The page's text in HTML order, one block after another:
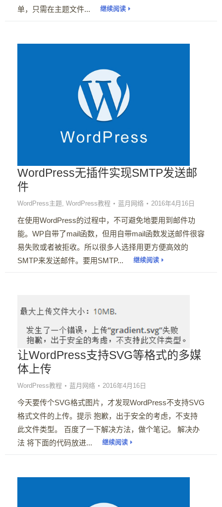
单，只需在主题文件...
继续阅读
WordPress无插件实现SMTP发送邮
件
WordPress主题 WordPress教程 蓝月网络 2016年4月16日
在使用WordPress的过程中，不可避免地要用到邮件功
能。WP自带了mail函数，但用自带mail函数发送邮件很容
易失败或者被拒收。所以很多人选择用更方便高效的
SMTP来发送邮件。要用SMTP...
继续阅读
让WordPress支持SVG等格式的多媒
体上传
WordPress教程 蓝月网络 2016年4月16日
今天要传个SVG格式图片，才发现WordPress不支持SVG
格式文件的上传。提示 抱歉，出于安全的考虑，不支持
此文件类型。 百度了一下解决方法，做个笔记。 解决办
法 将下面的代码放进...
继续阅读